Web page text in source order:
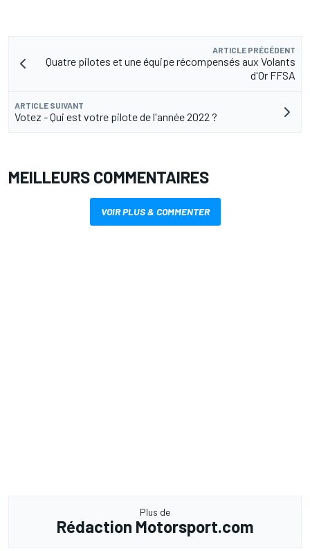
ARTICLE PRÉCÉDENT
Quatre pilotes et une équipe récompensés aux Volants
d'Or FFSA
ARTICLE SUIVANT
Votez - Qui est votre pilote de l'année 2022 ?
MEILLEURS COMMENTAIRES
VOIR PLUS & COMMENTER
Plus de
Rédaction Motorsport.com